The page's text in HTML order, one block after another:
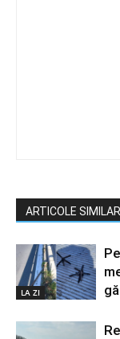
ARTICOLE
LA ZI